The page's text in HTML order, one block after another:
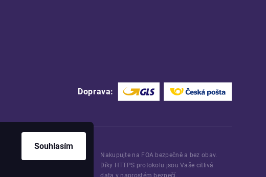
Souhlasím
Doprava:
Nakupujte na FOA bezpečně a bez obav.
Díky HTTPS protokolu jsou Vaše citlivá
data v naprostém bezpečí.